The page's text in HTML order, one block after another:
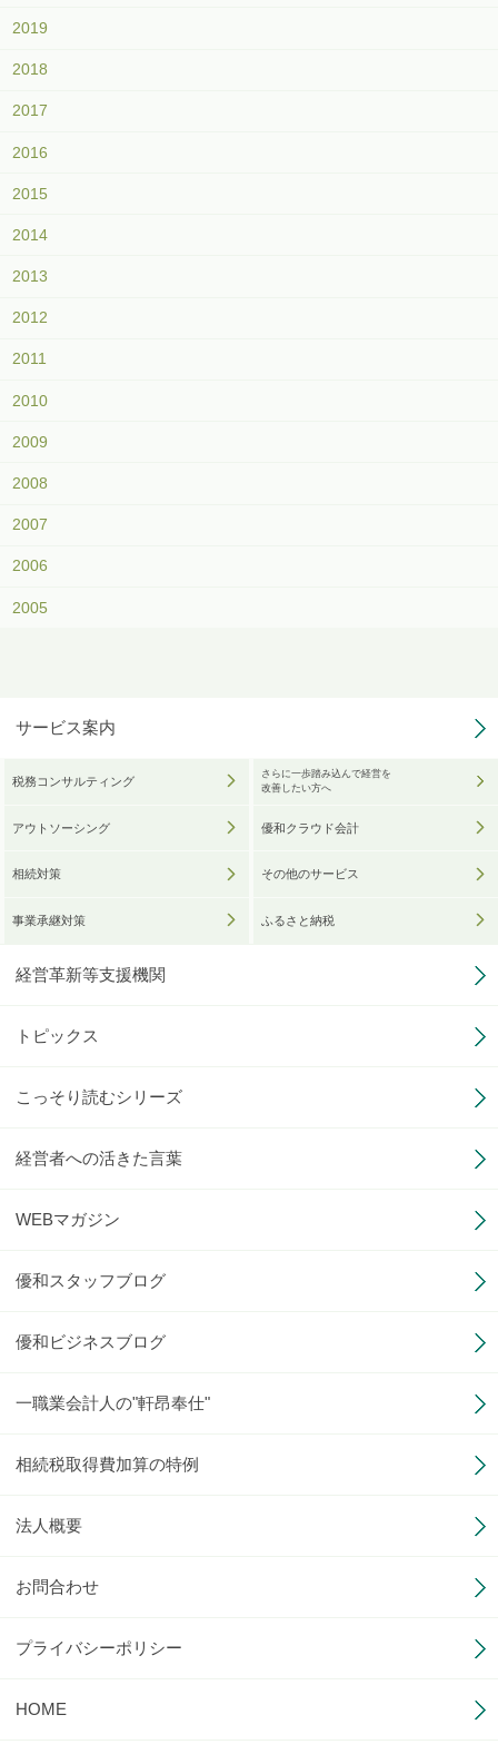
2019
2018
2017
2016
2015
2014
2013
2012
2011
2010
2009
2008
2007
2006
2005
サービス案内
税務コンサルティング
アウトソーシング
相続対策
事業承継対策
さらに一歩踏み込んで経営を
改善したい方へ
優和クラウド会計
その他のサービス
ふるさと納税
経営革新等支援機関
トピックス
こっそり読むシリーズ
経営者への活きた言葉
WEBマガジン
優和スタッフブログ
優和ビジネスブログ
一職業会計人の"軒昂奉仕"
相続税取得費加算の特例
法人概要
お問合わせ
プライバシーポリシー
HOME